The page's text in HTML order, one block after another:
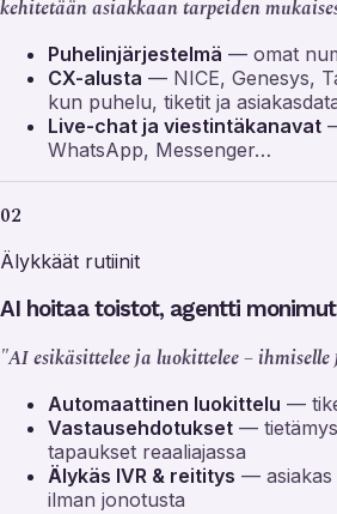
kehitetään asiakkaan tarpeiden
Puhelinjärjestelmä — omat
CX-alusta — NICE, Genesys,
kun puhelu, tiketit ja
Live-chat ja viestintäkanavat
WhatsApp, Messenger…
02
Älykkäät rutiinit
AI hoitaa toistot, agentti
"AI esikäsittelee ja luokittelee –
Automaattinen luokittelu —
Vastausehdotukset —
tapaukset reaaliajassa
Älykäs IVR & reititys — asiakas
ilman jonotusta